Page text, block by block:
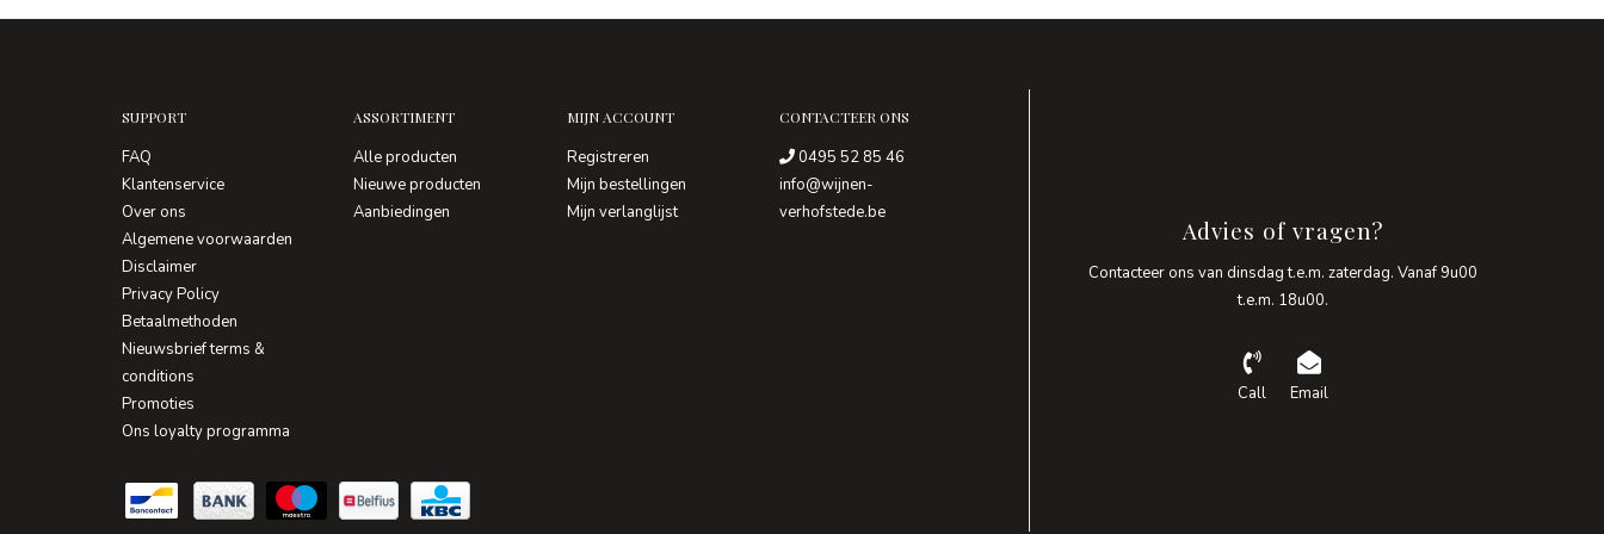
SUPPORT
FAQ
Klantenservice
Over ons
Algemene voorwaarden
Disclaimer
Privacy Policy
Betaalmethoden
Nieuwsbrief terms &
conditions
Promoties
Ons loyalty programma
ASSORTIMENT
Alle producten
Nieuwe producten
Aanbiedingen
MIJN ACCOUNT
Registreren
Mijn bestellingen
Mijn verlanglijst
CONTACTEER ONS
0495 52 85 46
info@wijnen-
verhofstede.be
Advies of vragen?
Contacteer ons van dinsdag t.e.m. zaterdag. Vanaf 9u00
t.e.m. 18u00.
Call Email